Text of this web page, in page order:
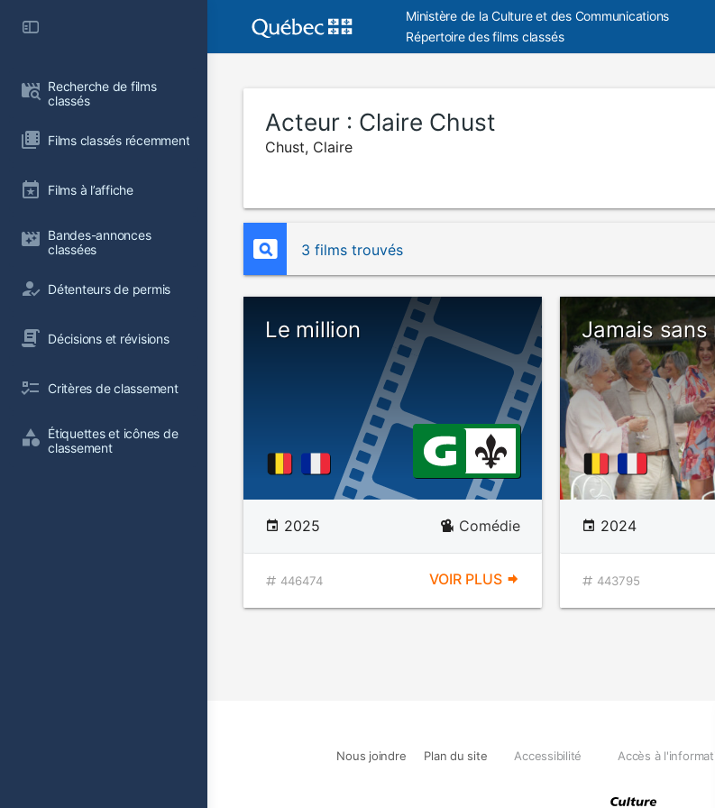
Recherche de films
classés
Films classés récemment
Films à l’affiche
Bandes-annonces
classées
Détenteurs de permis
Décisions et révisions
Critères de classement
Étiquettes et icônes de
classement
Ministère de la Culture et des Communications
Répertoire des films classés
Acteur : Claire Chust
Chust, Claire
3 films trouvés
Le million
2025 Comédie
446474 VOIR PLUS
Jamais sans
2024
443795
Nous joindre Plan du site Accessibilité Accès à